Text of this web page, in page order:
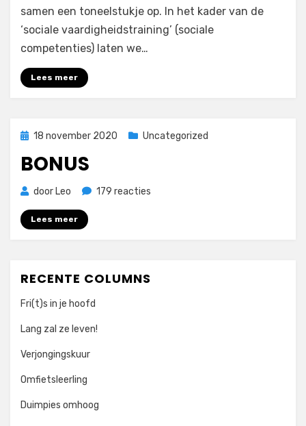
samen een toneelstukje op. In het kader van de
‘sociale vaardigheidstraining’ (sociale
competenties) laten we…
Lees meer
Geplaatst
18 november 2020 Uncategorized
BONUS
door Leo 179 reacties
Lees meer
RECENTE COLUMNS
Fri(t)s in je hoofd
Lang zal ze leven!
Verjongingskuur
Omfietsleerling
Duimpies omhoog